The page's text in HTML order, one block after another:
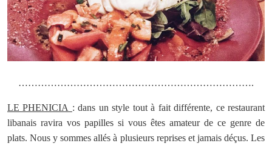
……………………………………………………………….
LE PHENICIA : dans un style tout à fait différente, ce restaurant
libanais ravira vos papilles si vous êtes amateur de ce genre de
plats. Nous y sommes allés à plusieurs reprises et jamais déçus. Les